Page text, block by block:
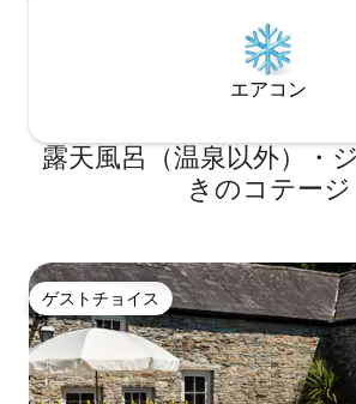
エアコン
露天風呂（温泉以外）・
きのコテージ
ゲストチョイス
ゲストチョイス